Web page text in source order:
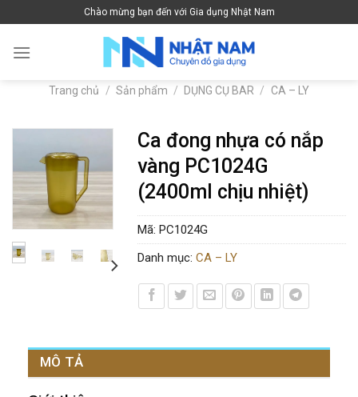
to
content
Chào mừng bạn đến với Gia dụng Nhật Nam
Trang chủ / Sản phẩm / DỤNG CỤ BAR / CA – LY
Ca đong nhựa có nắp
vàng PC1024G
(2400ml chịu nhiệt)
Mã: PC1024G
Danh mục: CA – LY
MÔ TẢ